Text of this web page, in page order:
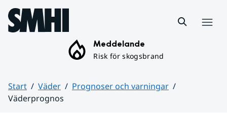
Hoppa till sidans innehåll
Meddelande
Risk för skogsbrand
Start Väder
Prognoser och varningar
Väderprognos